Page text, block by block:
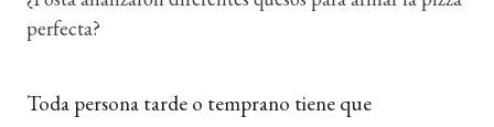
perfecta?
Toda persona tarde o temprano tiene que